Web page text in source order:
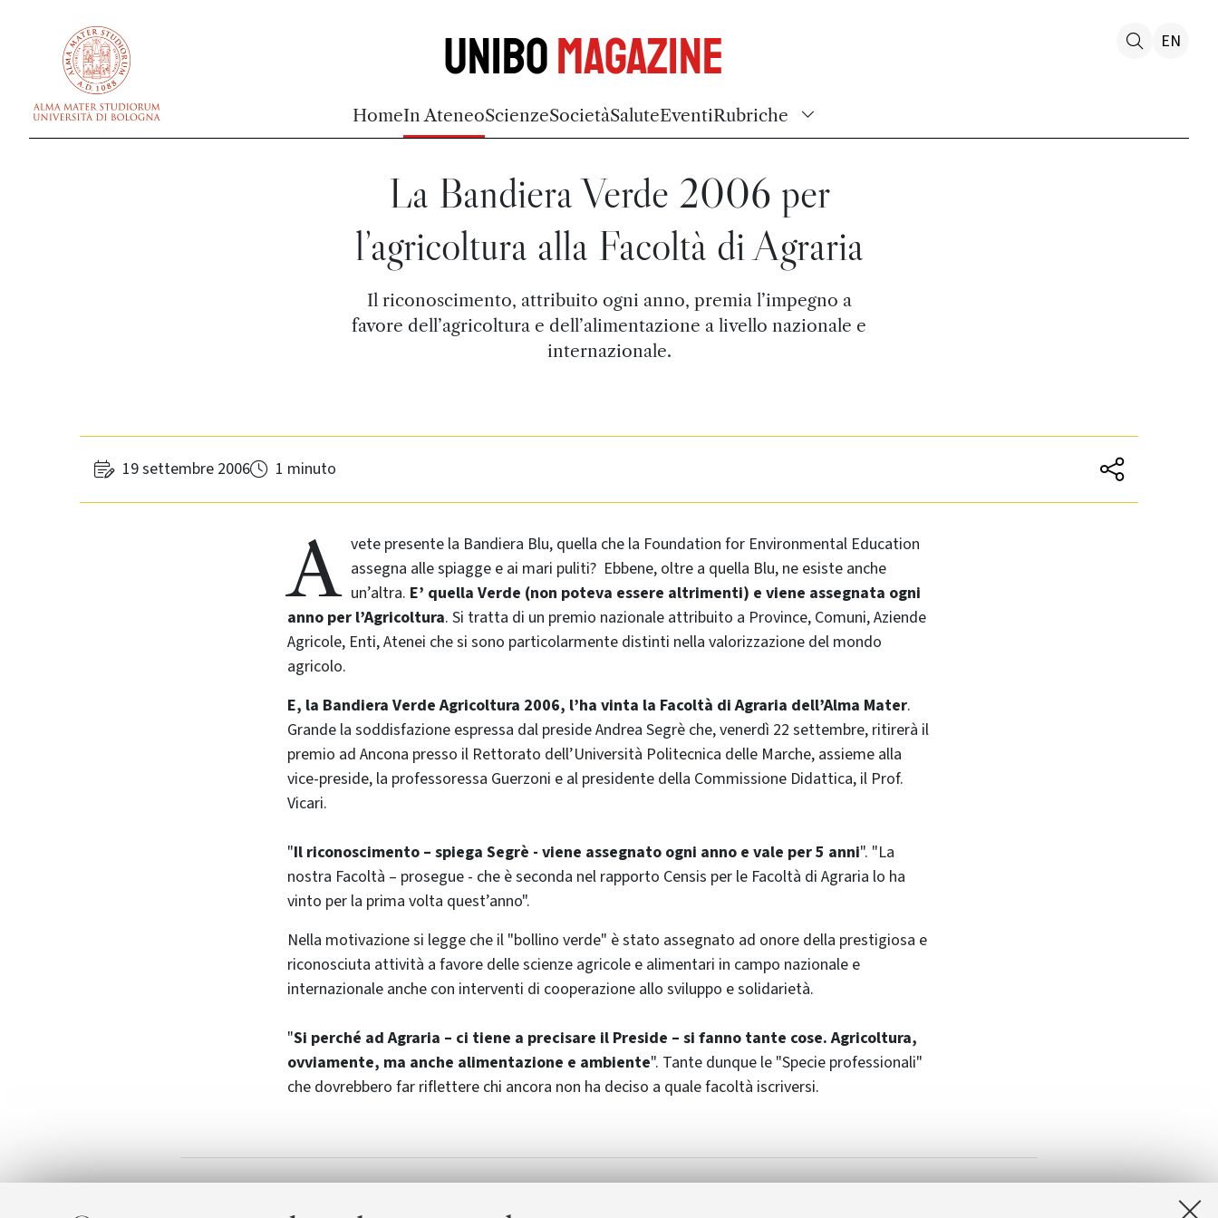
UniboMagazine
HomeIn AteneoScienzeSocietàSaluteEventiRubriche
EN
La Bandiera Verde 2006 per
l’agricoltura alla Facoltà di Agraria
Il riconoscimento, attribuito ogni anno, premia l’impegno a
favore dell’agricoltura e dell’alimentazione a livello nazionale e
internazionale.
19 settembre 2006 1 minuto
A vete presente la Bandiera Blu, quella che la Foundation for Environmental Education
assegna alle spiagge e ai mari puliti? Ebbene, oltre a quella Blu, ne esiste anche
un’altra. E’ quella Verde (non poteva essere altrimenti) e viene assegnata ogni
anno per l’Agricoltura. Si tratta di un premio nazionale attribuito a Province, Comuni, Aziende
Agricole, Enti, Atenei che si sono particolarmente distinti nella valorizzazione del mondo
agricolo.
E, la Bandiera Verde Agricoltura 2006, l’ha vinta la Facoltà di Agraria dell’Alma Mater.
Grande la soddisfazione espressa dal preside Andrea Segrè che, venerdì 22 settembre, ritirerà il
premio ad Ancona presso il Rettorato dell’Università Politecnica delle Marche, assieme alla
vice-preside, la professoressa Guerzoni e al presidente della Commissione Didattica, il Prof.
Vicari.
"Il riconoscimento – spiega Segrè - viene assegnato ogni anno e vale per 5 anni". "La
nostra Facoltà – prosegue - che è seconda nel rapporto Censis per le Facoltà di Agraria lo ha
vinto per la prima volta quest’anno".
Nella motivazione si legge che il "bollino verde" è stato assegnato ad onore della prestigiosa e
riconosciuta attività a favore delle scienze agricole e alimentari in campo nazionale e
internazionale anche con interventi di cooperazione allo sviluppo e solidarietà.
"Si perché ad Agraria – ci tiene a precisare il Preside – si fanno tante cose. Agricoltura,
ovviamente, ma anche alimentazione e ambiente". Tante dunque le "Specie professionali"
che dovrebbero far riflettere chi ancora non ha deciso a quale facoltà iscriversi.